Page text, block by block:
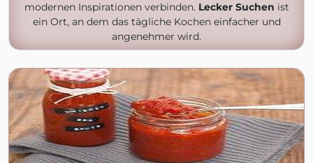
modernen Inspirationen verbinden. Lecker Suchen ist
ein Ort, an dem das tägliche Kochen einfacher und
angenehmer wird.